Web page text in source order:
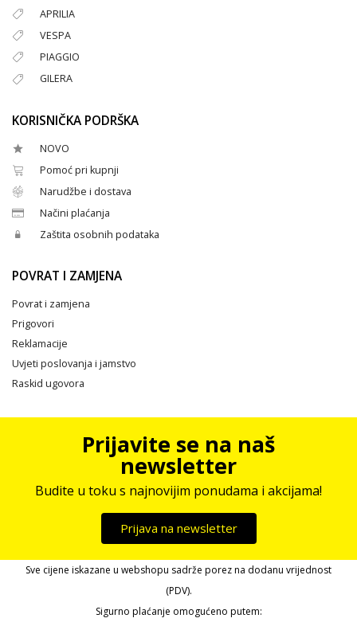
APRILIA
VESPA
PIAGGIO
GILERA
KORISNIČKA PODRŠKA
NOVO
Pomoć pri kupnji
Narudžbe i dostava
Načini plaćanja
Zaštita osobnih podataka
POVRAT I ZAMJENA
Povrat i zamjena
Prigovori
Reklamacije
Uvjeti poslovanja i jamstvo
Raskid ugovora
Prijavite se na naš
newsletter
Budite u toku s najnovijim ponudama i akcijama!
Prijava na newsletter
Sve cijene iskazane u webshopu sadrže porez na dodanu vrijednost
(PDV).
Sigurno plaćanje omogućeno putem: